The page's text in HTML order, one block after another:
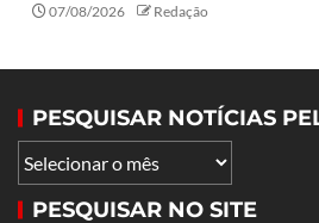
07/08/2026 Redação
PESQUISAR NOTÍCIAS
PESQUISAR NO SITE